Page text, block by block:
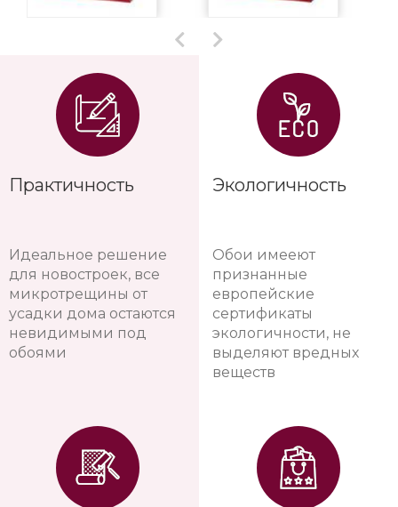
Практичность
Идеальное решение
для новостроек, все
микротрещины от
усадки дома остаются
невидимыми под
обоями
Экологичность
Обои имееют
признанные
европейские
сертификаты
экологичности, не
выделяют вредных
веществ